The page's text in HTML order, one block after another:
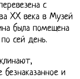
с
XX века в Музей
была помещена
сей день.
и